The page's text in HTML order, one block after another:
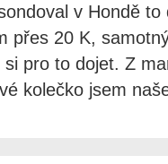
v Hondě to
přes 20 K,
pro to dojet. Z
kolečko jsem